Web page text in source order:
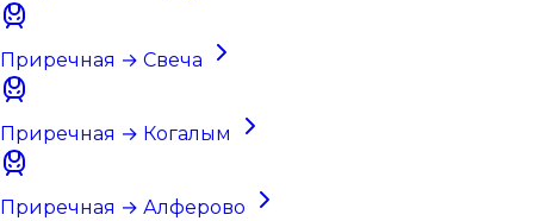
Приречная → Свеча
Приречная → Когалым
Приречная → Алферово